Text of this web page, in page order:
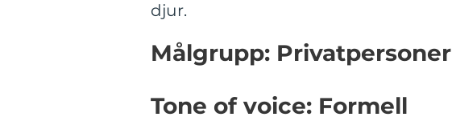
djur.
Målgrupp: Privatpersoner
Tone of voice: Formell